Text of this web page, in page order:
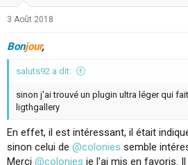
3 Août 2018
Bonjour,
saluts92 a dit:
sinon j'ai trouvé un plugin ultra léger qui
ligthgallery
En effet, il est intéressant, il était
sinon celui de @colonies semble
Merci @colonies je l'ai mis en favoris.